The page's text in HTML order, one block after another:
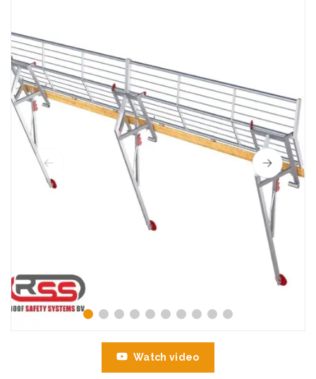
Watch video